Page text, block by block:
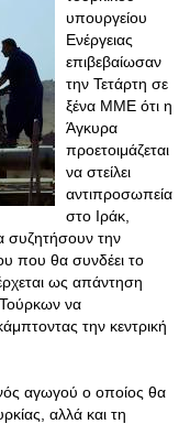
υπουργείου
Ενέργειας
επιβεβαίωσαν
την Τετάρτη σε
ξένα ΜΜΕ ότι η
Άγκυρα
προετοιμάζεται
να στείλει
αντιπροσωπεία
στο Ιράκ,
συζητήσουν την
που θα συνδέει το
ως απάντηση
να
την κεντρική
αγωγού ο οποίος θα
αλλά και τη